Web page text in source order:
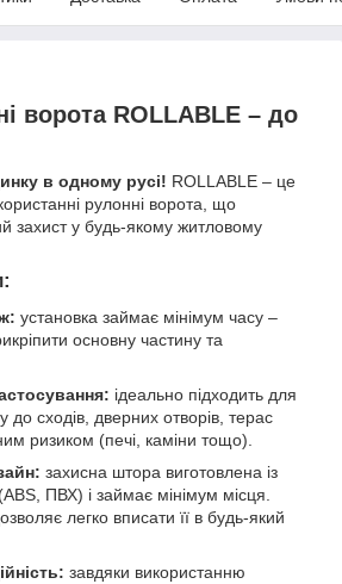
ворота ROLLABLE – до
в одному русі! ROLLABLE – це
рулонні ворота, що
захист у будь-якому житловому
установка займає мінімум часу –
основну частину та
ідеально підходить для
сходів, дверних отворів, терас
ризиком (печі, каміни тощо).
захисна штора виготовлена із
ПВХ) і займає мінімум місця.
легко вписати її в будь-який
завдяки використанню